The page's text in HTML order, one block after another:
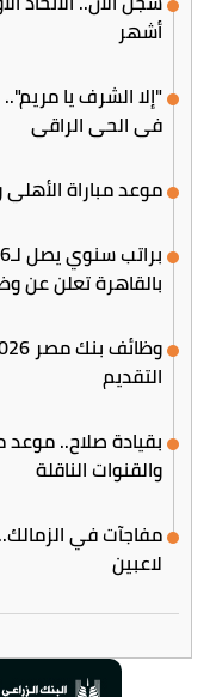
أشهر
"إلا الشرف يا
في الحي الراقي
موعد مباراة الأهلي
بالقاهرة تعلن عن
التقديم
بقيادة صلاح.. موعد
والقنوات الناقلة
لاعبين